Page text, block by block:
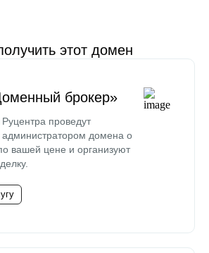
этот домен
брокер»
проведут
администратором домена о
вашей цене и организуют